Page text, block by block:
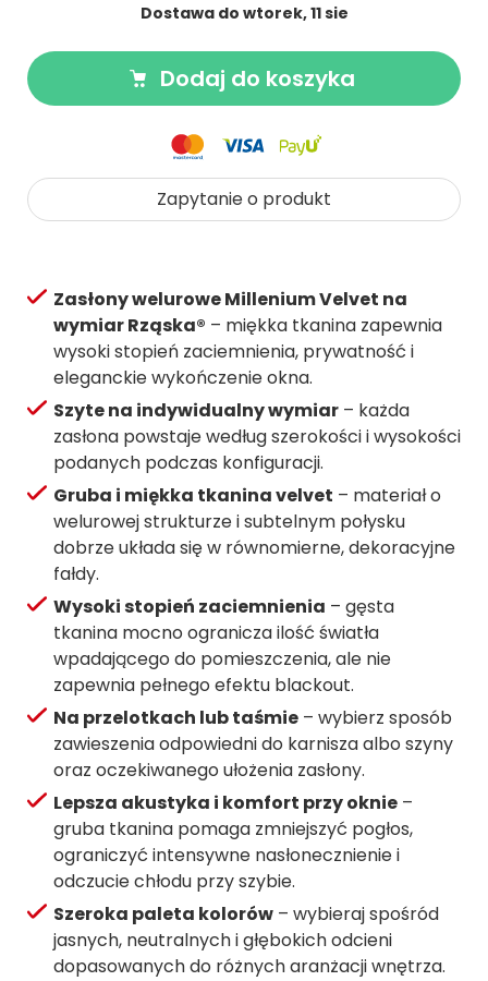
Dostawa do wtorek, 11 sie
Dodaj do koszyka
Zapytanie o produkt
Zasłony welurowe Millenium Velvet na
wymiar Rząska® – miękka tkanina zapewnia
wysoki stopień zaciemnienia, prywatność i
eleganckie wykończenie okna.
Szyte na indywidualny wymiar – każda
zasłona powstaje według szerokości i wysokości
podanych podczas konfiguracji.
Gruba i miękka tkanina velvet – materiał o
welurowej strukturze i subtelnym połysku
dobrze układa się w równomierne, dekoracyjne
fałdy.
Wysoki stopień zaciemnienia – gęsta
tkanina mocno ogranicza ilość światła
wpadającego do pomieszczenia, ale nie
zapewnia pełnego efektu blackout.
Na przelotkach lub taśmie – wybierz sposób
zawieszenia odpowiedni do karnisza albo szyny
oraz oczekiwanego ułożenia zasłony.
Lepsza akustyka i komfort przy oknie –
gruba tkanina pomaga zmniejszyć pogłos,
ograniczyć intensywne nasłonecznienie i
odczucie chłodu przy szybie.
Szeroka paleta kolorów – wybieraj spośród
jasnych, neutralnych i głębokich odcieni
dopasowanych do różnych aranżacji wnętrza.